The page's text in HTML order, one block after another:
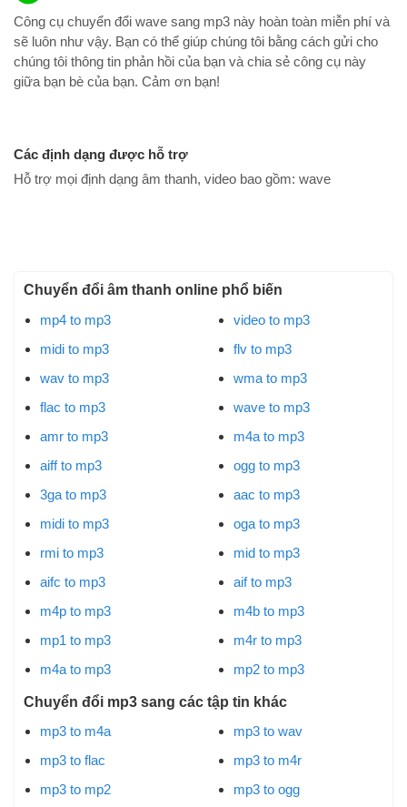
Công cụ chuyển đổi wave sang mp3 này hoàn toàn miễn phí và
sẽ luôn như vậy. Bạn có thể giúp chúng tôi bằng cách gửi cho
chúng tôi thông tin phản hồi của bạn và chia sẻ công cụ này
giữa bạn bè của bạn. Cảm ơn bạn!
Các định dạng được hỗ trợ
Hỗ trợ mọi định dạng âm thanh, video bao gồm: wave
Chuyển đổi âm thanh online phổ biến
mp4 to mp3
midi to mp3
wav to mp3
flac to mp3
amr to mp3
aiff to mp3
3ga to mp3
midi to mp3
rmi to mp3
aifc to mp3
m4p to mp3
mp1 to mp3
m4a to mp3
video to mp3
flv to mp3
wma to mp3
wave to mp3
m4a to mp3
ogg to mp3
aac to mp3
oga to mp3
mid to mp3
aif to mp3
m4b to mp3
m4r to mp3
mp2 to mp3
Chuyển đổi mp3 sang các tập tin khác
mp3 to m4a
mp3 to flac
mp3 to mp2
mp3 to wav
mp3 to m4r
mp3 to ogg